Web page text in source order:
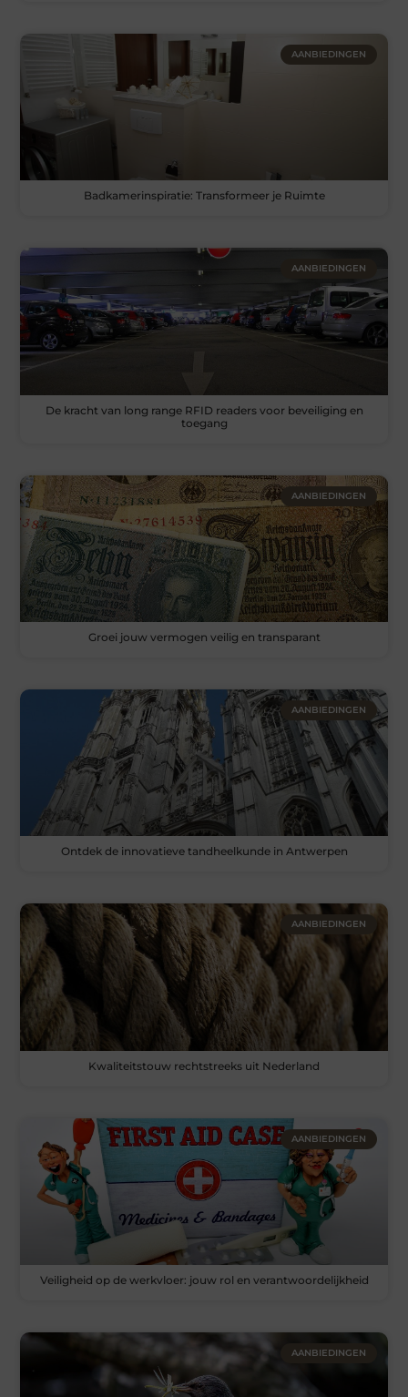
AANBIEDINGEN
Badkamerinspiratie: Transformeer je Ruimte
AANBIEDINGEN
De kracht van long range RFID readers voor beveiliging en
toegang
AANBIEDINGEN
Groei jouw vermogen veilig en transparant
AANBIEDINGEN
Ontdek de innovatieve tandheelkunde in Antwerpen
AANBIEDINGEN
Kwaliteitstouw rechtstreeks uit Nederland
AANBIEDINGEN
Veiligheid op de werkvloer: jouw rol en verantwoordelijkheid
AANBIEDINGEN